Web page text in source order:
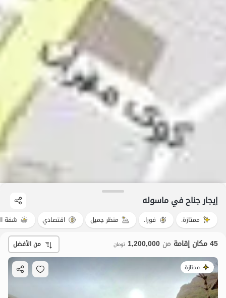
إيجار جناح في ماسوله
ممتازة. فورا. منظر جميل اقتصادي شفة
45 مكان إقامة من 1,200,000 تومان من الأفضل
ممتازة